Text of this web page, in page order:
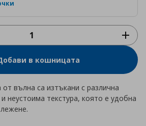
в кошницата
вълна са изтъкани с различна
неустоима текстура, която е удобна